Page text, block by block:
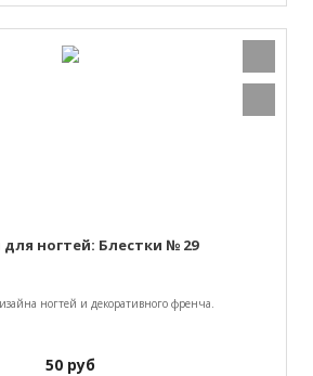
ногтей: Блестки № 29
ногтей и декоративного френча.
50 руб